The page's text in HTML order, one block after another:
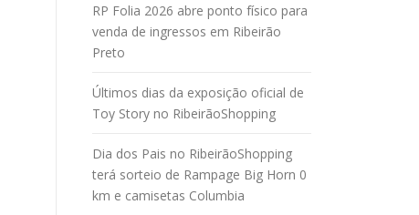
RP Folia 2026 abre ponto físico para
venda de ingressos em Ribeirão
Preto
Últimos dias da exposição oficial de
Toy Story no RibeirãoShopping
Dia dos Pais no RibeirãoShopping
terá sorteio de Rampage Big Horn 0
km e camisetas Columbia